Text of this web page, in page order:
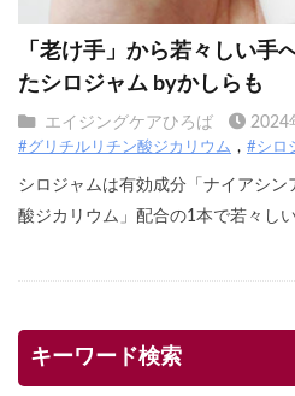
「老け手」から若々しい手
たシロジャム byかしらも
エイジングケアひろば 2024
#グリチルリチン酸ジカリウム #シロ
シロジャムは有効成分「ナイアシ
酸ジカリウム」配合の1本で若々し
キーワード検索